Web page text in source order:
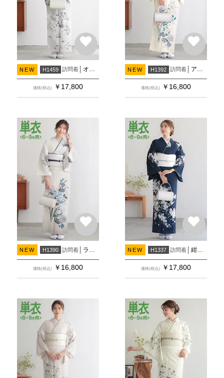
NEW H1459 訪問着 オフホワイト×淡グレー 花筏に四季花
価格(税込) ￥ 17,800
NEW H1392 訪問着 アイボリー 牡丹にカキツバタ(H1393)(H1450)
価格(税込) ￥ 16,800
NEW H1390 訪問着 ライトグレー 牡丹にカキツバタ(H1391)(H1449)
価格(税込) ￥ 16,800
NEW H1337 訪問着 紺 流水に野ばら(H1334)(H1474)(H1475)
価格(税込) ￥ 17,800